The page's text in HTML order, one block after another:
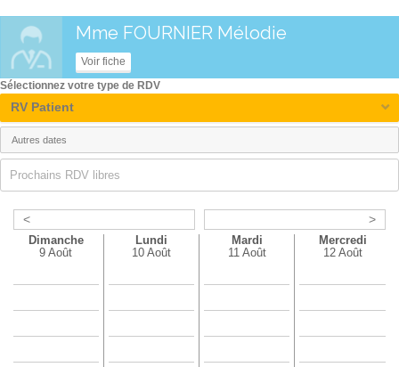
Mme FOURNIER Mélodie
Voir fiche
< >
Dimanche
9 Août
Lundi
10 Août
Mardi
11 Août
Mercredi
12 Août
Sélectionnez votre type de RDV
RV Patient
Prochains RDV libres